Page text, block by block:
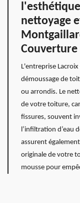
nettoyage
Couverture
L'entreprise
démoussage de
ou arrondis. Le
de votre toiture,
fissures, souvent
l’infiltration d’eau
assurent
originale de votre
mousse pour